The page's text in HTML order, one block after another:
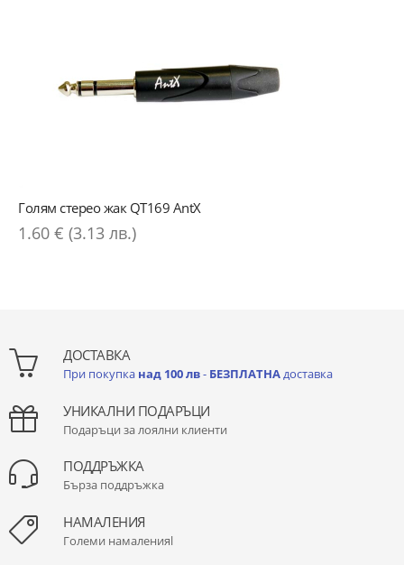
Голям стерео жак QT169 AntX
1.60 € (3.13 лв.)
ДОСТАВКА
При покупка над 100 лв- БЕЗПЛАТНАдоставка
УНИКАЛНИ ПОДАРЪЦИ
Подаръци за лоялни клиенти
ПОДДРЪЖКА
Бърза поддръжка
НАМАЛЕНИЯ
Големи намаленияl